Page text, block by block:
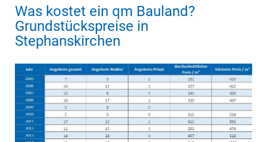
Was kostet ein qm Bauland?
Grundstückspreise in
Stephanskirchen